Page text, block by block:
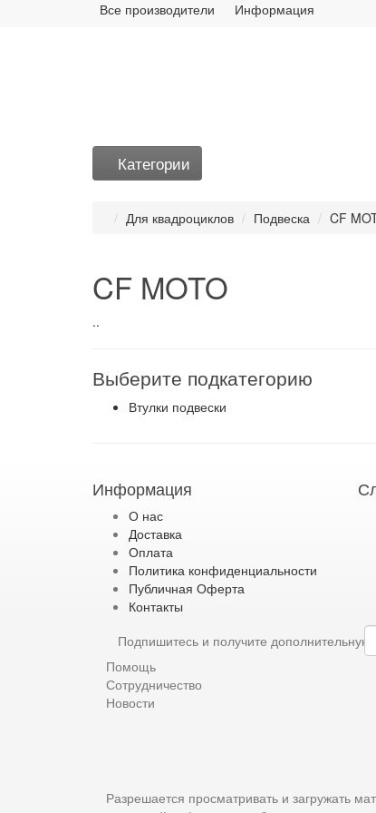
Все производители Информация
Категории
Для квадроциклов Подвеска CF
CF MOTO
..
Выберите подкатегорию
Втулки подвески
Информация
О нас
Доставка
Оплата
Политика конфиденциальности
Публичная Оферта
Контакты
Подпишитесь и получите дополнительную
Помощь
Сотрудничество
Новости
Разрешается просматривать и загружать